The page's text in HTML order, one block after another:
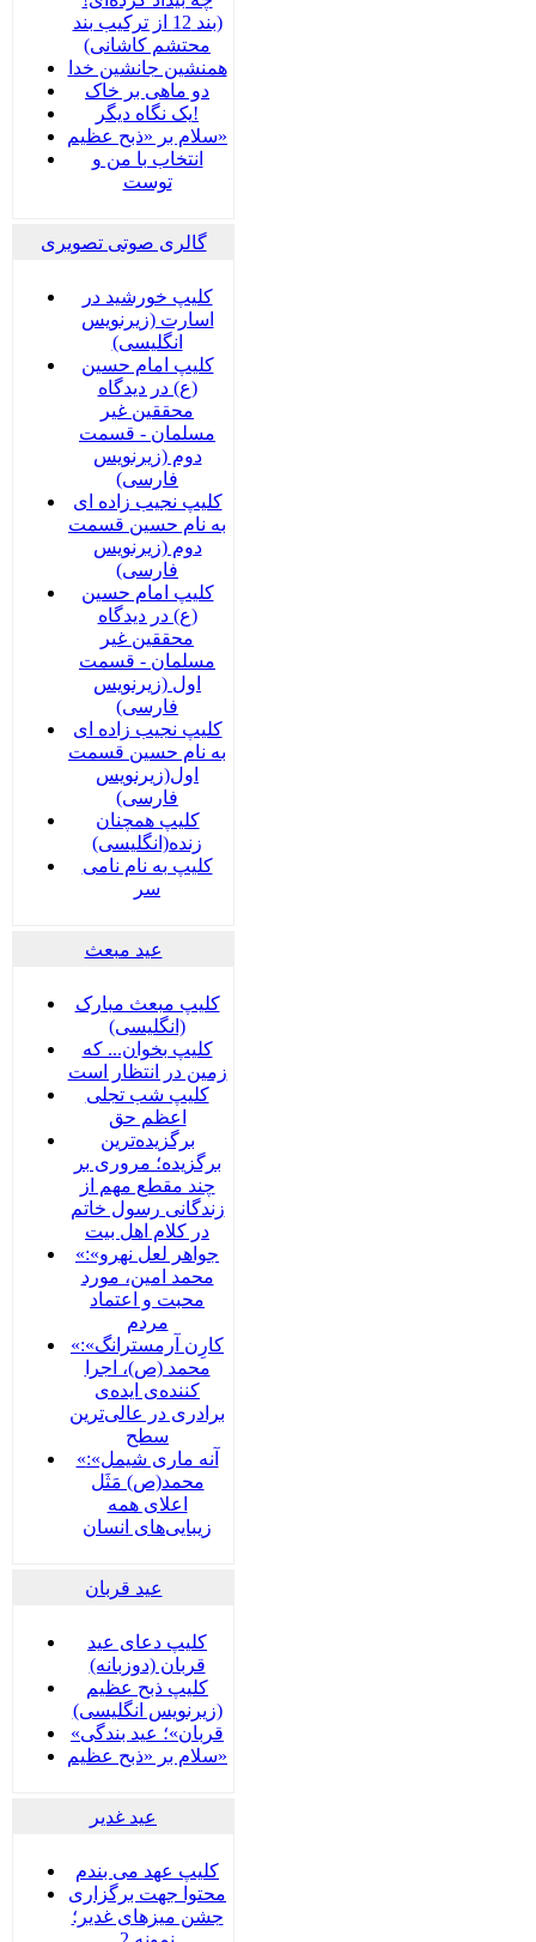
(بند 12 از ترکیب بند
محتشم کاشانی)
همنشین جانشین خدا
دو ماهی بر خاک
یک نگاه دیگر!
سلام بر «ذبح عظیم»
انتخاب با من و
توست
گالری صوتی تصویری
کلیپ خورشید در
اسارت (زیرنویس
انگلیسی)
کلیپ امام حسین
(ع) در دیدگاه
محققین غیر
مسلمان - قسمت
دوم (زیرنویس
فارسی)
کلیپ نجیب زاده ای
به نام حسین قسمت
دوم (زیرنویس
فارسی)
کلیپ امام حسین
(ع) در دیدگاه
محققین غیر
مسلمان - قسمت
اول (زیرنویس
فارسی)
کلیپ نجیب زاده ای
به نام حسین قسمت
اول(زیرنویس
فارسی)
کلیپ همچنان
زنده(انگلیسی)
کلیپ به نام نامی
سر
عید مبعث
کلیپ مبعث مبارک
(انگلیسی)
کلیپ بخوان... که
زمین در انتظار است
کلیپ شب تجلی
اعظم حق
برگزیده‌ترین
برگزیده؛ مروری بر
چند مقطع مهم از
زندگانی رسول خاتم
در کلام اهل بیت
«جواهر لعل نهرو»:
محمد امین، مورد
محبت و اعتماد
مردم
«کارِن آرمسترانگ»:
محمد (ص)، اجرا
کننده‌ی ایده‌ی
برادری در عالی‌ترین
سطح
«آنه ماری شیمل»:
محمد(ص) مَثَل
اعلای همه
زیبایی‌های انسان
عید قربان
کلیپ دعای عید
قربان (دوزبانه)
کلیپ ذبح عظیم
(زیرنویس انگلیسی)
«قربان»؛ عید بندگی
سلام بر «ذبح عظیم»
عید غدير
کلیپ عهد می بندم
محتوا جهت برگزاری
جشن میزهای غدیر؛